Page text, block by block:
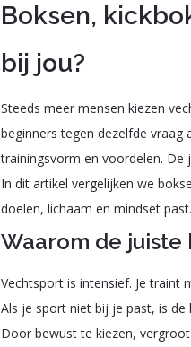
Boksen,
bij jou?
Steeds meer mensen kiezen
beginners tegen dezelfde vraag
trainingsvorm en voordelen.
In dit artikel vergelijken we
doelen, lichaam en mindset past.
Waarom de juiste
Vechtsport is intensief. Je traint
Als je sport niet bij je past, is
Door bewust te kiezen,